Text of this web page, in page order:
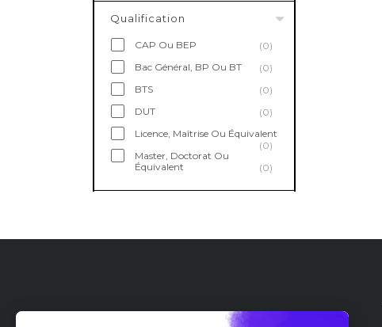
Qualification
CAP Ou BEP
(0)
Bac Général, BP Ou BT
(0)
BTS
(0)
DUT
(0)
Licence, Maîtrise Ou Équivalent
(0)
Master, Doctorat Ou
Équivalent
(0)